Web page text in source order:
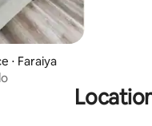
⋅ Faraiya